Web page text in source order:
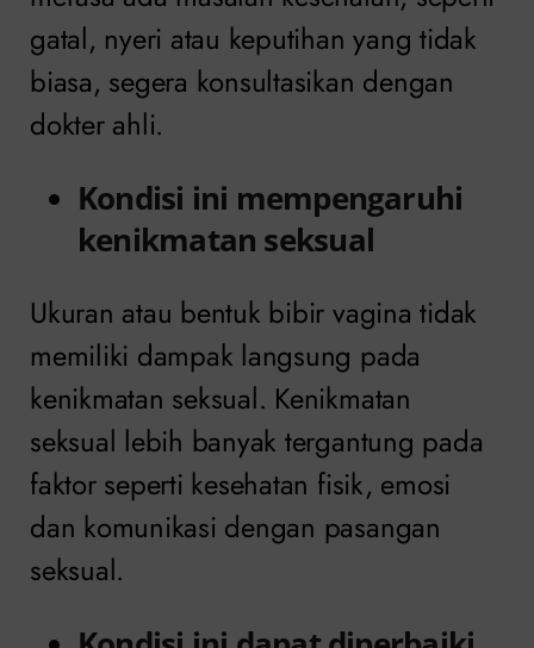
gatal, nyeri atau keputihan yang tidak
biasa, segera konsultasikan dengan
dokter ahli.
Kondisi ini mempengaruhi
kenikmatan seksual
Ukuran atau bentuk bibir vagina tidak
memiliki dampak langsung pada
kenikmatan seksual. Kenikmatan
seksual lebih banyak tergantung pada
faktor seperti kesehatan fisik, emosi
dan komunikasi dengan pasangan
seksual.